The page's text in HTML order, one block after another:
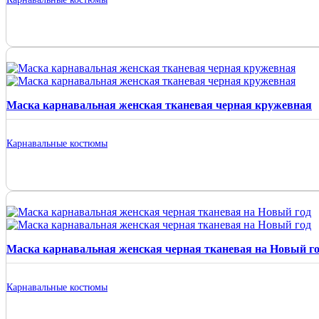
Маска карнавальная женская тканевая черная кружевная
Карнавальные костюмы
Маска карнавальная женская черная тканевая на Новый
Карнавальные костюмы